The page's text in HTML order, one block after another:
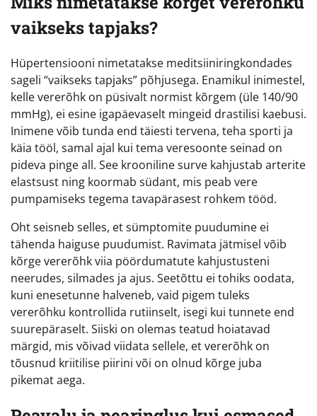
vaikseks tapjaks?
Hüpertensiooni nimetatakse meditsiiniringkondades
sageli “vaikseks tapjaks” põhjusega. Enamikul inimestel,
kelle vererõhk on püsivalt normist kõrgem (üle 140/90
mmHg), ei esine igapäevaselt mingeid drastilisi kaebusi.
Inimene võib tunda end täiesti tervena, teha sporti ja
käia tööl, samal ajal kui tema veresoonte seinad on
pideva pinge all. See krooniline surve kahjustab arterite
elastsust ning koormab südant, mis peab vere
pumpamiseks tegema tavapärasest rohkem tööd.
Oht seisneb selles, et sümptomite puudumine ei
tähenda haiguse puudumist. Ravimata jätmisel võib
kõrge vererõhk viia pöördumatute kahjustusteni
neerudes, silmades ja ajus. Seetõttu ei tohiks oodata,
kuni enesetunne halveneb, vaid pigem tuleks
vererõhku kontrollida rutiinselt, isegi kui tunnete end
suurepäraselt. Siiski on olemas teatud hoiatavad
märgid, mis võivad viidata sellele, et vererõhk on
tõusnud kriitilise piirini või on olnud kõrge juba
pikemat aega.